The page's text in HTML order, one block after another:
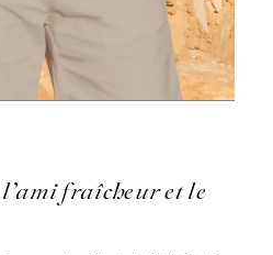
l’ami fraîcheur et le